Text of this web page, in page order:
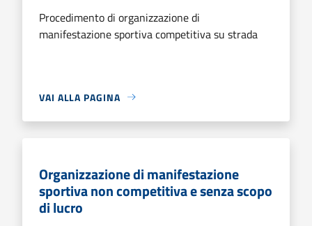
Procedimento di organizzazione di
manifestazione sportiva competitiva su strada
VAI ALLA PAGINA
Organizzazione di manifestazione
sportiva non competitiva e senza scopo
di lucro